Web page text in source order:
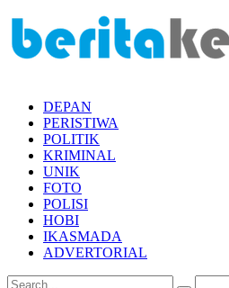
DEPAN
PERISTIWA
POLITIK
KRIMINAL
UNIK
FOTO
POLISI
HOBI
IKASMADA
ADVERTORIAL